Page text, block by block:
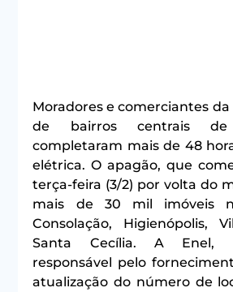
Moradores e comerciantes
de bairros centrais
completaram mais de 48
elétrica. O apagão, que
terça-feira (3/2) por volta do
mais de 30 mil imóveis
Consolação, Higienópolis,
Santa Cecília. A Enel,
responsável pelo
atualização do número de